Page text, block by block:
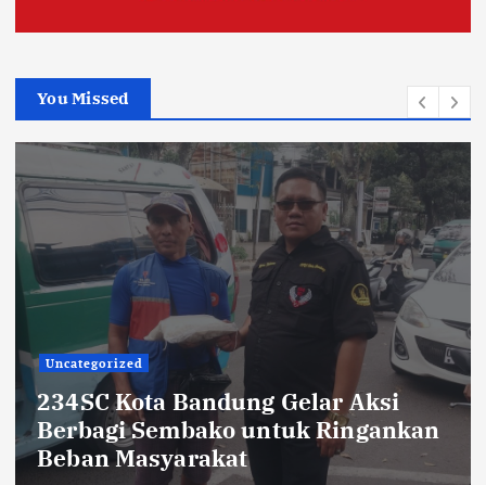
You Missed
TNI POLRI
Sikat Kejahatan Jalanan di Jabar,
413 Pelaku Diciduk dan 1.016 Motor
Disita